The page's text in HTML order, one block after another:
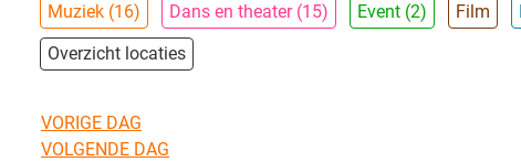
Muziek (16) Dans en theater (15) Event (2) Film
Overzicht locaties
VORIGE DAG
VOLGENDE DAG